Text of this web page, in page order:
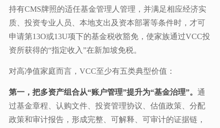
持有CMS牌照的适任基金管理人管理，并满足相应经济实
质、投资专业人员、本地支出及资本部署等条件时，才可
申请第13O或13U项下的基金税收豁免，使家族通过VCC投
资所获得的“指定收入”在新加坡免税。
对高净值家庭而言，VCC至少有五类典型价值：
第一，把多资产组合从“账户管理”提升为“基金治理”。 通
过基金章程、认购文件、投资管理协议、估值政策、分配
政策和审计报告，形成完整、可解释、可审计的证据链，